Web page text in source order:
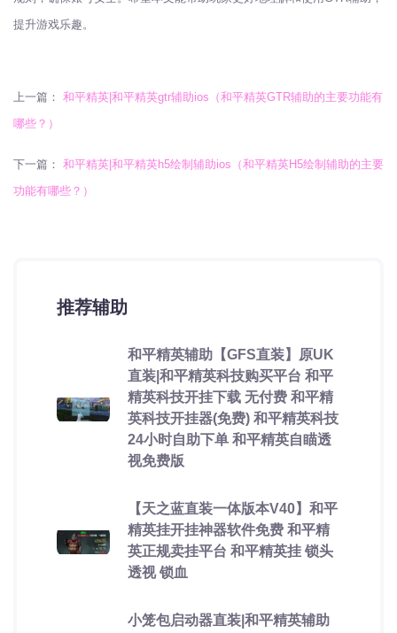
提升游戏乐趣。
上一篇： 和平精英|和平精英gtr辅助ios（和平精英GTR辅助的主要功能有
哪些？）
下一篇： 和平精英|和平精英h5绘制辅助ios（和平精英H5绘制辅助的主要
功能有哪些？）
推荐辅助
和平精英辅助【GFS直装】原UK
直装|和平精英科技购买平台 和平
精英科技开挂下载 无付费 和平精
英科技开挂器(免费) 和平精英科技
24小时自助下单 和平精英自瞄透
视免费版
【天之蓝直装一体版本V40】和平
精英挂开挂神器软件免费 和平精
英正规卖挂平台 和平精英挂 锁头
透视 锁血
小笼包启动器直装|和平精英辅助